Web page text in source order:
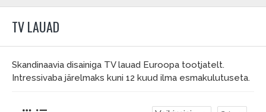
TV LAUAD
Skandinaavia disainiga TV lauad Euroopa tootjatelt.
Intressivaba järelmaks kuni 12 kuud ilma esmakulutuseta.